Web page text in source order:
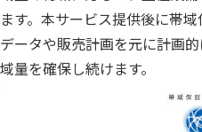
ます。本サービス提供後に帯
データや販売計画を元に計画
域量を確保し続けます。